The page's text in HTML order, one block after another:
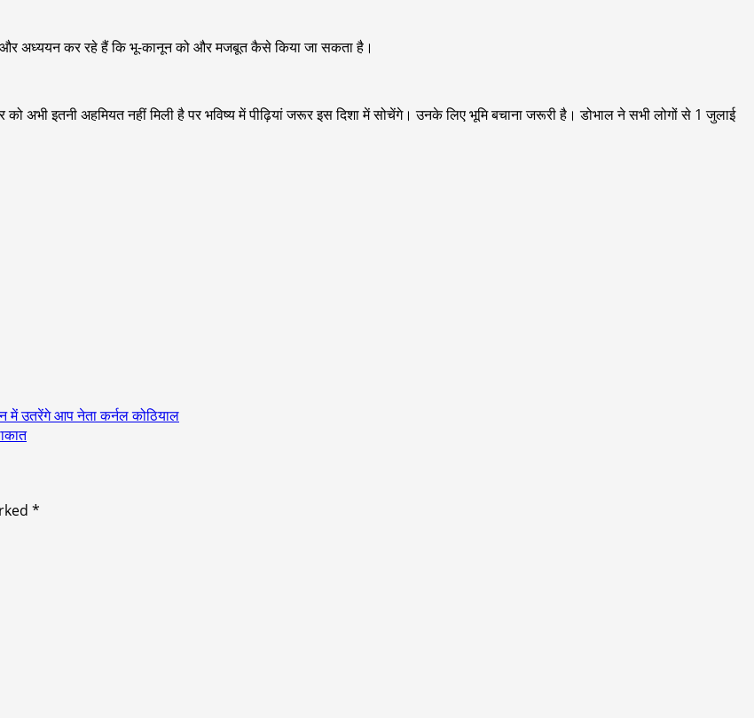
और अध्ययन कर रहे हैं कि भू-कानून को और मजबूत कैसे किया जा सकता है।
अभी इतनी अहमियत नहीं मिली है पर भविष्य में पीढ़ियां जरूर इस दिशा में सोचेंगे। उनके लिए भूमि बचाना जरूरी है। डोभाल ने सभी लोगों से 1 जुलाई
में उतरेंगे आप नेता कर्नल कोठियाल
*